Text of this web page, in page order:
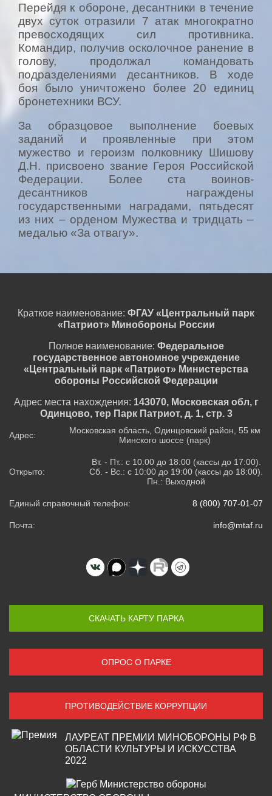
Перейдя к обороне, десантники в течение
двух суток отразили 7 атак многократно
превосходящих сил противника.
Командир, получив осколочное ранение в
голову, продолжал командовать
подразделениями десантников. В ходе
боя было уничтожено более 20 единиц
бронетехники ВСУ.
За образцовое выполнение боевых
заданий и проявленные при этом
мужество и героизм полковнику Шишову
Д.Н. присвоено звание Героя Российской
Федерации. Более ста воинов-
десантников награждены
государственными наградами, пятьдесят
из них – орденом Мужества и тридцать –
медалью «За отвагу».
Краткое наименование: ФГАУ «Центральный парк
«Патриот» Минобороны России
Полное наименование: Федеральное
государственное автономное учреждение
«Центральный парк «Патриот» Министерства
обороны Российской Федерации
Адрес места нахождения: 143070, Московская обл, г
Одинцово, тер Парк Патриот, д. 1, стр. 3
Адрес:
Московская область, Одинцовский район, 55 км
Минского шоссе (парк)
Открыто:
Вт. - Пт.: с 10:00 до 18:00 (кассы до 17:00).
Сб. - Вс.: с 10:00 до 19:00 (кассы до 18:00).
Пн.: Выходной
Единый справочный телефон: 8 (800) 707-01-07
Почта: info@mtaf.ru
СКАЧАТЬ КАРТУ ПАРКА
ОПРОС О ПАРКЕ
ПРОТИВОДЕЙСТВИЕ КОРРУПЦИИ
ЛАУРЕАТ ПРЕМИИ МИНОБОРОНЫ РФ В
ОБЛАСТИ КУЛЬТУРЫ И ИСКУССТВА
2022